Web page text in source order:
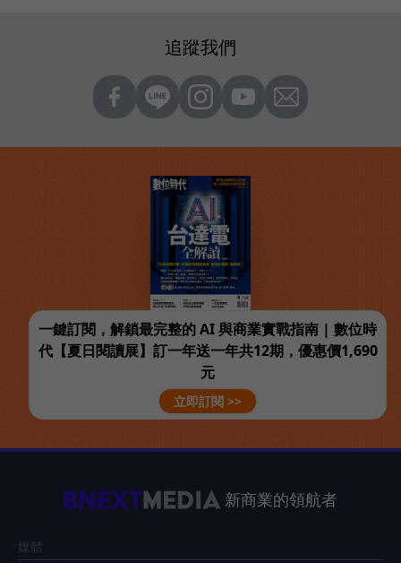
追蹤我們
一鍵訂閱，解鎖最完整的 AI 與商業實戰指南 | 數位時
代【夏日閱讀展】訂一年送一年共12期，優惠價1,690
元
立即訂閱 >>
新商業的領航者
媒體